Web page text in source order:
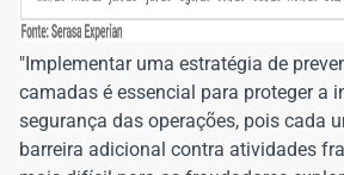
"Implementar uma estratégia de
camadas é essencial para proteger a
segurança das operações, pois cada
barreira adicional contra atividades